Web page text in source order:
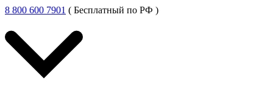
8 800 600 7901 ( Бесплатный по РФ )